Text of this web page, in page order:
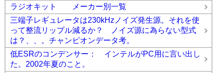
ラジオキット メーカー別一覧
三端子レギュレータは230kHzノイズ発生源。それを使
って整流リップル減るか？ ノイズ源に為らない型式
は？、、。チャンピオンデータ考。
低ESRのコンデンサー： インテルがPC用に言い出し
た。2002年夏のこと。